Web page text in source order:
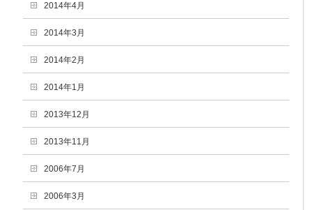
2014年4月
2014年3月
2014年2月
2014年1月
2013年12月
2013年11月
2006年7月
2006年3月